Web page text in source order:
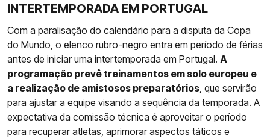
INTERTEMPORADA EM PORTUGAL
Com a paralisação do calendário para a disputa da Copa
do Mundo, o elenco rubro-negro entra em período de férias
antes de iniciar uma intertemporada em Portugal. A
programação prevê treinamentos em solo europeu e
a realização de amistosos preparatórios , que servirão
para ajustar a equipe visando a sequência da temporada. A
expectativa da comissão técnica é aproveitar o período
para recuperar atletas, aprimorar aspectos táticos e